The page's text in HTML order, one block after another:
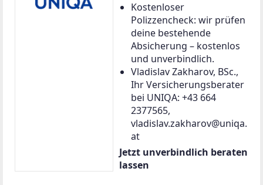
Kostenloser
Polizzencheck: wir prüfen
deine bestehende
Absicherung – kostenlos
und unverbindlich.
Vladislav Zakharov, BSc.,
Ihr Versicherungsberater
bei UNIQA: +43 664
2377565,
vladislav.zakharov@uniqa.
at
Jetzt unverbindlich beraten
lassen